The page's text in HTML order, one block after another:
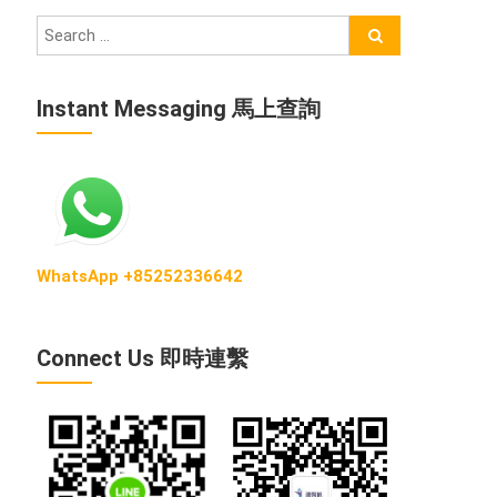
Instant Messaging 馬上查詢
WhatsApp +85252336642
Connect Us 即時連繫